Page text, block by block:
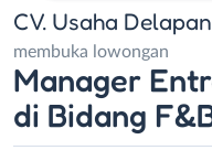
CV. Usaha
membuka lowongan
Manager
di Bidang